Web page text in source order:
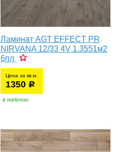
Ламинат AGT EFFECT PR
NIRVANA 12/33 4V 1.3551м2
6пл
Цена за кв.м.
1350 р
в наличии